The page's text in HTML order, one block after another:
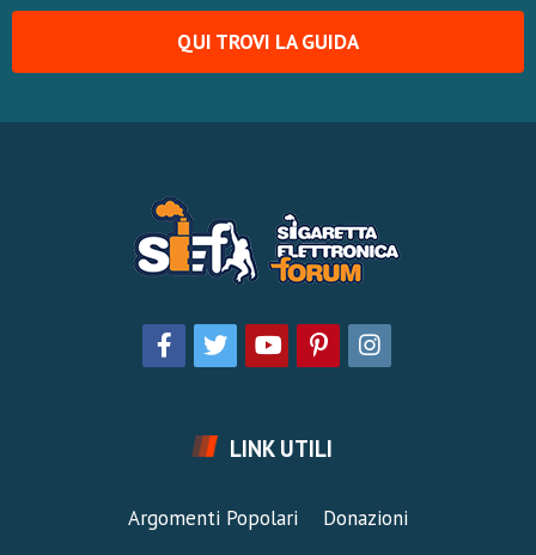
QUI TROVI LA GUIDA
LINK UTILI
Argomenti Popolari Donazioni